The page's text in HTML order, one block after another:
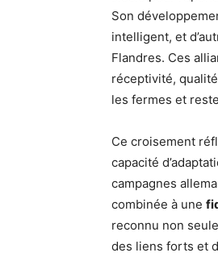
Son
intelligent, et
Flandres. Ces
réceptivité,
les fermes et
Ce croisement
capacité
campagnes
combinée à une
reconnu non
des liens forts et